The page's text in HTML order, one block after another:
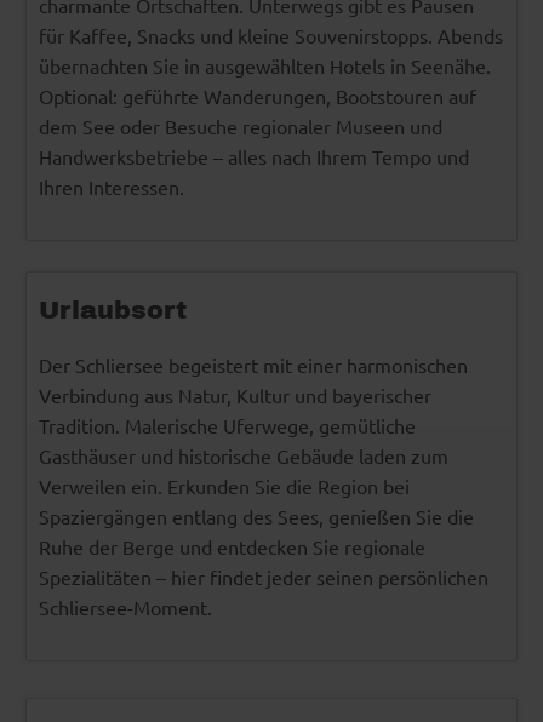
charmante Ortschaften. Unterwegs gibt es Pausen
für Kaffee, Snacks und kleine Souvenirstopps. Abends
übernachten Sie in ausgewählten Hotels in Seenähe.
Optional: geführte Wanderungen, Bootstouren auf
dem See oder Besuche regionaler Museen und
Handwerksbetriebe – alles nach Ihrem Tempo und
Ihren Interessen.
Urlaubsort
Der Schliersee begeistert mit einer harmonischen
Verbindung aus Natur, Kultur und bayerischer
Tradition. Malerische Uferwege, gemütliche
Gasthäuser und historische Gebäude laden zum
Verweilen ein. Erkunden Sie die Region bei
Spaziergängen entlang des Sees, genießen Sie die
Ruhe der Berge und entdecken Sie regionale
Spezialitäten – hier findet jeder seinen persönlichen
Schliersee-Moment.